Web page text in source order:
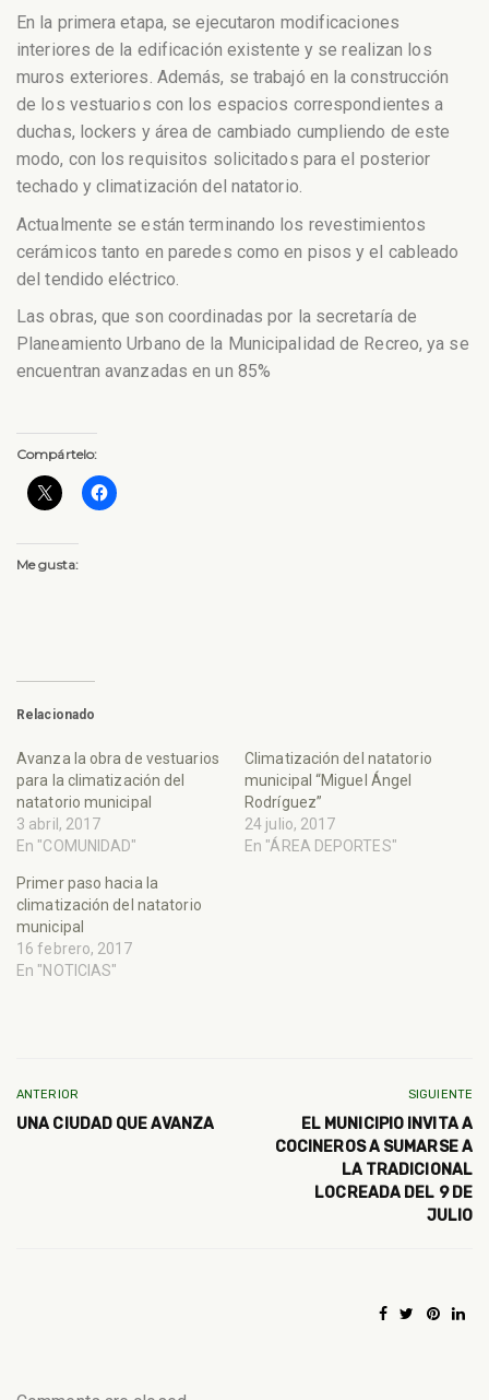
En la primera etapa, se ejecutaron modificaciones
interiores de la edificación existente y se realizan los
muros exteriores. Además, se trabajó en la construcción
de los vestuarios con los espacios correspondientes a
duchas, lockers y área de cambiado cumpliendo de este
modo, con los requisitos solicitados para el posterior
techado y climatización del natatorio.
Actualmente se están terminando los revestimientos
cerámicos tanto en paredes como en pisos y el cableado
del tendido eléctrico.
Las obras, que son coordinadas por la secretaría de
Planeamiento Urbano de la Municipalidad de Recreo, ya se
encuentran avanzadas en un 85%
Compártelo:
Me gusta:
Relacionado
Avanza la obra de vestuarios
para la climatización del
natatorio municipal
3 abril, 2017
En "COMUNIDAD"
Climatización del natatorio
municipal “Miguel Ángel
Rodríguez”
24 julio, 2017
En "ÁREA DEPORTES"
Primer paso hacia la
climatización del natatorio
municipal
16 febrero, 2017
En "NOTICIAS"
ANTERIOR
UNA CIUDAD QUE AVANZA
SIGUIENTE
EL MUNICIPIO INVITA A
COCINEROS A SUMARSE A
LA TRADICIONAL
LOCREADA DEL 9 DE
JULIO